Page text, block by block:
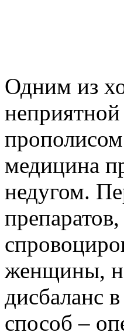
Одним из
медицина
недугом.
женщины,
дисбаланс
способ –